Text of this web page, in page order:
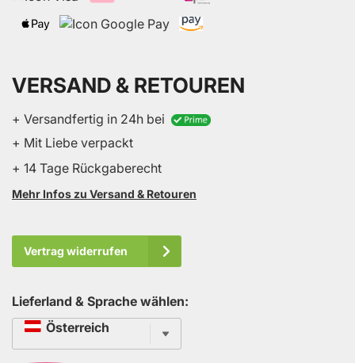
VERSAND & RETOUREN
+ Versandfertig in 24h bei
+ Mit Liebe verpackt
+ 14 Tage Rückgaberecht
Mehr Infos zu Versand & Retouren
Vertrag widerrufen
Lieferland & Sprache wählen:
SpracheÖsterreich